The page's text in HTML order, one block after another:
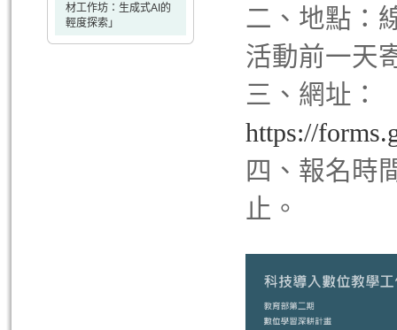
材工作坊：生成式AI的
輕度探索」
二、地點：
活動前一天
三、網址：
https://
四、報名時
止。